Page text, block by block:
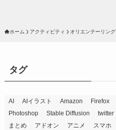
ホーム アクティビティ オリエンテーリング
タグ
AI AIイラスト Amazon Firefox
Photoshop
Stable Diffusion twitter
まとめ
アドオン アニメ スマホ